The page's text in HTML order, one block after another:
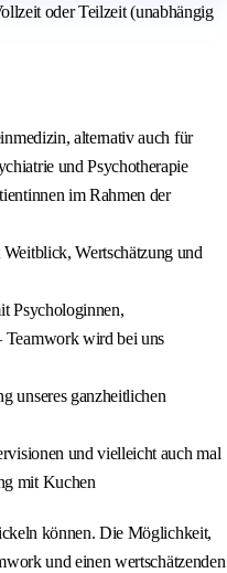
oder Teilzeit (unabhängig
alternativ auch für
und Psychotherapie
im Rahmen der
Wertschätzung und
Psychologinnen,
Teamwork wird bei uns
unseres ganzheitlichen
und vielleicht auch mal
mit Kuchen
können. Die Möglichkeit,
und einen wertschätzenden